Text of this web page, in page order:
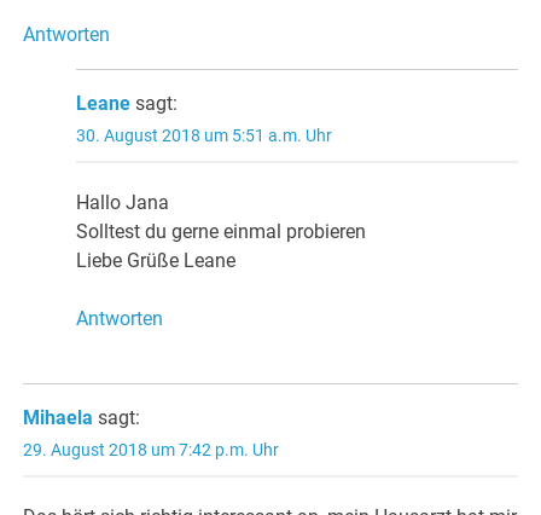
Antworten
Leane sagt:
30. August 2018 um 5:51 a.m. Uhr
Hallo Jana
Solltest du gerne einmal probieren
Liebe Grüße Leane
Antworten
Mihaela sagt:
29. August 2018 um 7:42 p.m. Uhr